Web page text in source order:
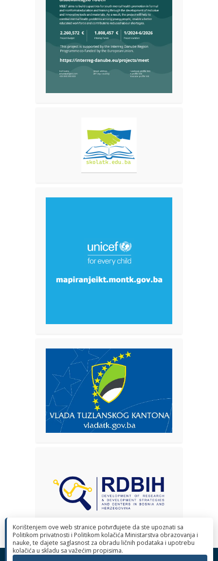
Korištenjem ove web stranice potvrđujete da ste upoznati sa
Politikom privatnosti i Politikom kolačića Ministarstva obrazovanja i
nauke, te dajete saglasnost za obradu ličnih podataka i upotrebu
kolačića u skladu sa važećim propisima.